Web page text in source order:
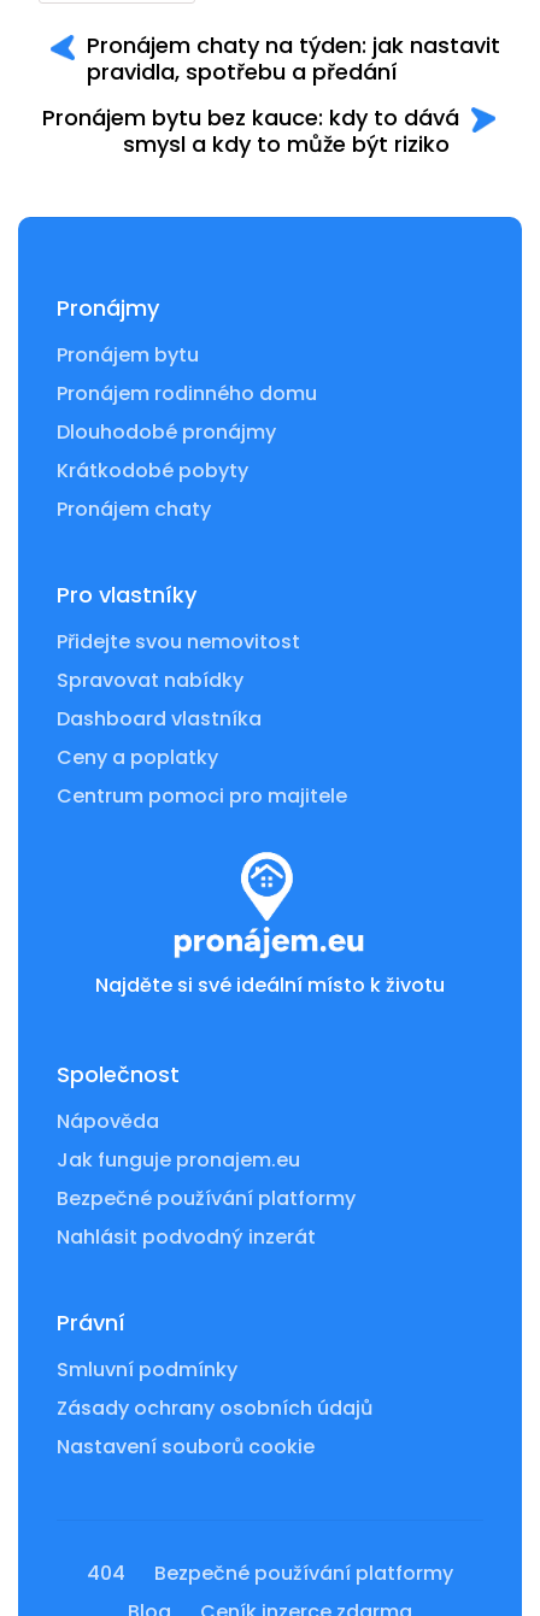
Pronájem chaty na týden: jak nastavit
pravidla, spotřebu a předání
Pronájem bytu bez kauce: kdy to dává
smysl a kdy to může být riziko
Pronájmy
Pronájem bytu
Pronájem rodinného domu
Dlouhodobé pronájmy
Krátkodobé pobyty
Pronájem chaty
Pro vlastníky
Přidejte svou nemovitost
Spravovat nabídky
Dashboard vlastníka
Ceny a poplatky
Centrum pomoci pro majitele
Najděte si své ideální místo k životu
Společnost
Nápověda
Jak funguje pronajem.eu
Bezpečné používání platformy
Nahlásit podvodný inzerát
Právní
Smluvní podmínky
Zásady ochrany osobních údajů
Nastavení souborů cookie
404
Bezpečné používání platformy